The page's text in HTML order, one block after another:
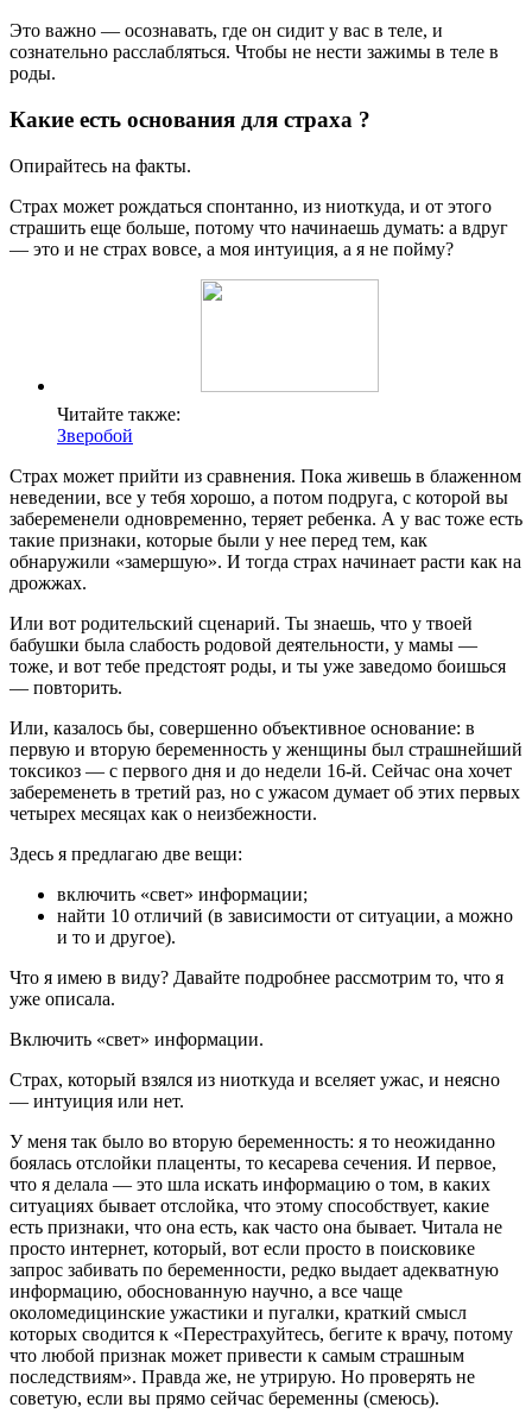
Это важно — осознавать, где он сидит у вас в теле, и
сознательно расслабляться. Чтобы не нести зажимы в теле в
роды.
Какие есть основания для страха ?
Опирайтесь на факты.
Страх может рождаться спонтанно, из ниоткуда, и от этого
страшить еще больше, потому что начинаешь думать: а вдруг
— это и не страх вовсе, а моя интуиция, а я не пойму?
Читайте также:
Зверобой
Страх может прийти из сравнения. Пока живешь в блаженном
неведении, все у тебя хорошо, а потом подруга, с которой вы
забеременели одновременно, теряет ребенка. А у вас тоже есть
такие признаки, которые были у нее перед тем, как
обнаружили «замершую». И тогда страх начинает расти как на
дрожжах.
Или вот родительский сценарий. Ты знаешь, что у твоей
бабушки была слабость родовой деятельности, у мамы —
тоже, и вот тебе предстоят роды, и ты уже заведомо боишься
— повторить.
Или, казалось бы, совершенно объективное основание: в
первую и вторую беременность у женщины был страшнейший
токсикоз — с первого дня и до недели 16-й. Сейчас она хочет
забеременеть в третий раз, но с ужасом думает об этих первых
четырех месяцах как о неизбежности.
Здесь я предлагаю две вещи:
включить «свет» информации;
найти 10 отличий (в зависимости от ситуации, а можно
и то и другое).
Что я имею в виду? Давайте подробнее рассмотрим то, что я
уже описала.
Включить «свет» информации.
Страх, который взялся из ниоткуда и вселяет ужас, и неясно
— интуиция или нет.
У меня так было во вторую беременность: я то неожиданно
боялась отслойки плаценты, то кесарева сечения. И первое,
что я делала — это шла искать информацию о том, в каких
ситуациях бывает отслойка, что этому способствует, какие
есть признаки, что она есть, как часто она бывает. Читала не
просто интернет, который, вот если просто в поисковике
запрос забивать по беременности, редко выдает адекватную
информацию, обоснованную научно, а все чаще
околомедицинские ужастики и пугалки, краткий смысл
которых сводится к «Перестрахуйтесь, бегите к врачу, потому
что любой признак может привести к самым страшным
последствиям». Правда же, не утрирую. Но проверять не
советую, если вы прямо сейчас беременны (смеюсь).